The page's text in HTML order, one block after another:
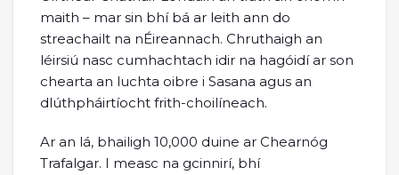
maith – mar sin bhí bá ar leith ann do
streachailt na nÉireannach. Chruthaigh an
léirsiú nasc cumhachtach idir na hagóidí ar son
chearta an luchta oibre i Sasana agus an
dlúthpháirtíocht frith-choilíneach.
Ar an lá, bhailigh 10,000 duine ar Chearnóg
Trafalgar. I measc na gcinnirí, bhí